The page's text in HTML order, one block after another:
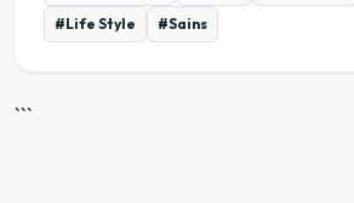
#Life Style
#Sains
```